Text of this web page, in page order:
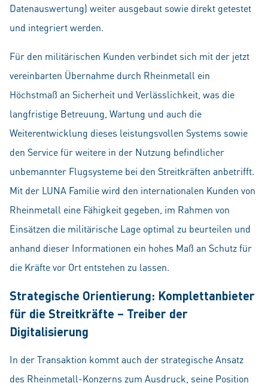
Datenauswertung) weiter ausgebaut sowie direkt getestet
und integriert werden.
Für den militärischen Kunden verbindet sich mit der jetzt
vereinbarten Übernahme durch Rheinmetall ein
Höchstmaß an Sicherheit und Verlässlichkeit, was die
langfristige Betreuung, Wartung und auch die
Weiterentwicklung dieses leistungsvollen Systems sowie
den Service für weitere in der Nutzung befindlicher
unbemannter Flugsysteme bei den Streitkräften anbetrifft.
Mit der LUNA Familie wird den internationalen Kunden von
Rheinmetall eine Fähigkeit gegeben, im Rahmen von
Einsätzen die militärische Lage optimal zu beurteilen und
anhand dieser Informationen ein hohes Maß an Schutz für
die Kräfte vor Ort entstehen zu lassen.
Strategische Orientierung: Komplettanbieter
für die Streitkräfte – Treiber der
Digitalisierung
In der Transaktion kommt auch der strategische Ansatz
des Rheinmetall-Konzerns zum Ausdruck, seine Position